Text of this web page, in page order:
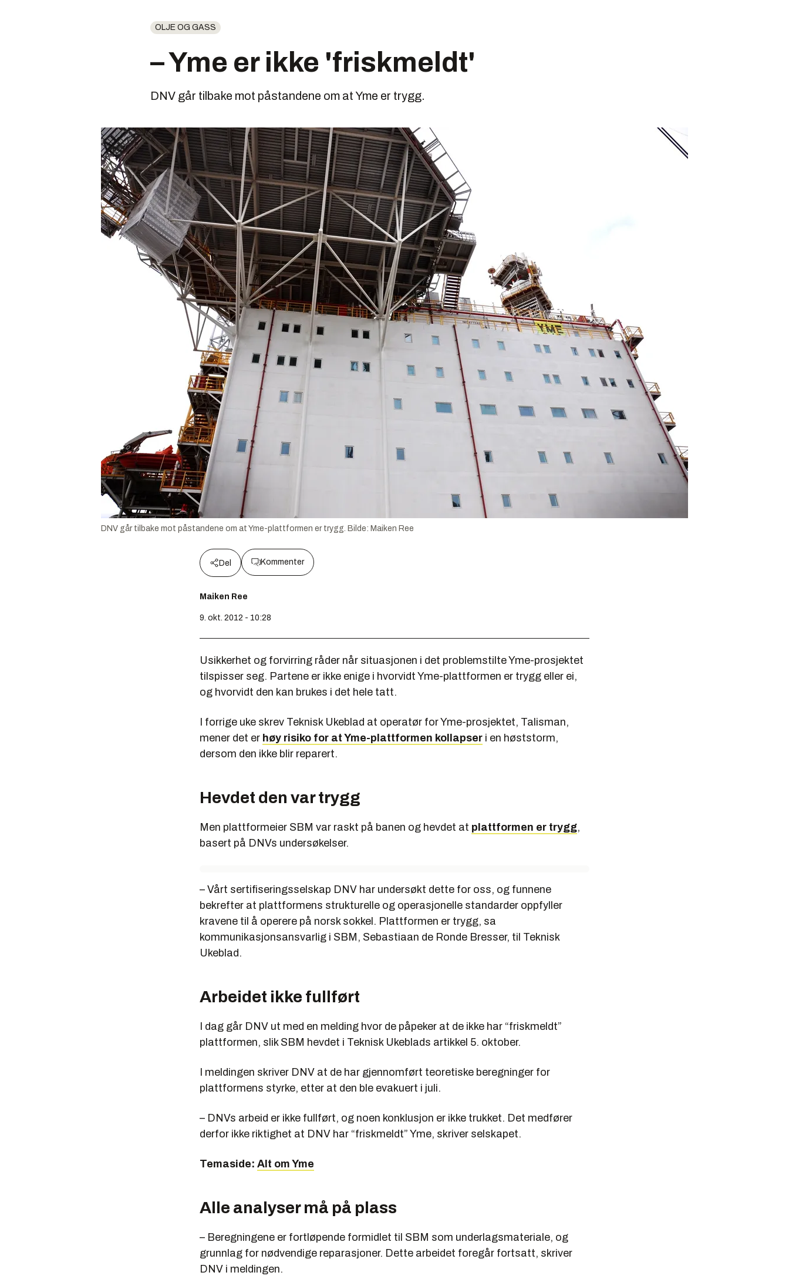
OLJE OG GASS
– Yme er ikke 'friskmeldt'
DNV går tilbake mot påstandene om at Yme er trygg.
DNV går tilbake mot påstandene om at Yme-plattformen er trygg. Bilde: Maiken Ree
Del Kommenter
Maiken Ree
9. okt. 2012 - 10:28
Usikkerhet og forvirring råder når situasjonen i det problemstilte Yme-prosjektet
tilspisser seg. Partene er ikke enige i hvorvidt Yme-plattformen er trygg eller ei,
og hvorvidt den kan brukes i det hele tatt.
I forrige uke skrev Teknisk Ukeblad at operatør for Yme-prosjektet, Talisman,
mener det er høy risiko for at Yme-plattformen kollapser i en høststorm,
dersom den ikke blir reparert.
Hevdet den var trygg
Men plattformeier SBM var raskt på banen og hevdet at plattformen er trygg,
basert på DNVs undersøkelser.
– Vårt sertifiseringsselskap DNV har undersøkt dette for oss, og funnene
bekrefter at plattformens strukturelle og operasjonelle standarder oppfyller
kravene til å operere på norsk sokkel. Plattformen er trygg, sa
kommunikasjonsansvarlig i SBM, Sebastiaan de Ronde Bresser, til Teknisk
Ukeblad.
Arbeidet ikke fullført
I dag går DNV ut med en melding hvor de påpeker at de ikke har “friskmeldt”
plattformen, slik SBM hevdet i Teknisk Ukeblads artikkel 5. oktober.
I meldingen skriver DNV at de har gjennomført teoretiske beregninger for
plattformens styrke, etter at den ble evakuert i juli.
– DNVs arbeid er ikke fullført, og noen konklusjon er ikke trukket. Det medfører
derfor ikke riktighet at DNV har “friskmeldt” Yme, skriver selskapet.
Temaside: Alt om Yme
Alle analyser må på plass
– Beregningene er fortløpende formidlet til SBM som underlagsmateriale, og
grunnlag for nødvendige reparasjoner. Dette arbeidet foregår fortsatt, skriver
DNV i meldingen.